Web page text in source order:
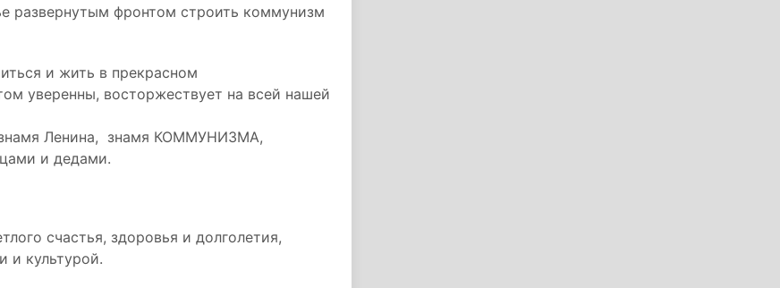
развернутым фронтом строить коммунизм
и жить в прекрасном
уверенны, восторжествует на всей нашей
знамя Ленина, знамя КОММУНИЗМА,
и дедами.
счастья, здоровья и долголетия,
и культурой.